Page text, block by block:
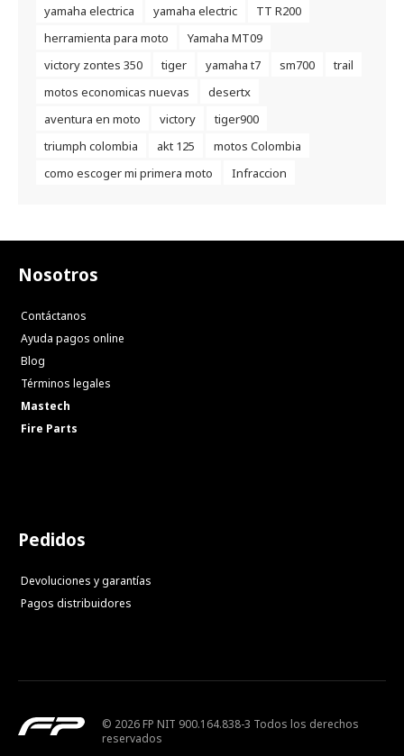
yamaha electrica
yamaha electric
TT R200
herramienta para moto
Yamaha MT09
victory zontes 350
tiger yamaha t7 sm700
trail
motos economicas nuevas
desertx
aventura en moto
victory
tiger900
triumph colombia
akt 125
motos Colombia
como escoger mi primera moto
Infraccion
Nosotros
Contáctanos
Ayuda pagos online
Blog
Términos legales
Mastech
Fire Parts
Pedidos
Devoluciones y garantías
Pagos distribuidores
© 2026 FP NIT 900.164.838-3 Todos los derechos
reservados